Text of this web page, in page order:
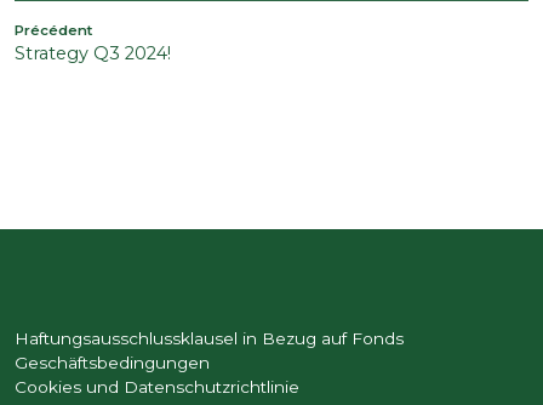
BEITRAGSNAVIGATION
Article
précédent
Précédent
Strategy Q3 2024!
Haftungsausschlussklausel in Bezug auf Fonds
Geschäftsbedingungen
Cookies und Datenschutzrichtlinie